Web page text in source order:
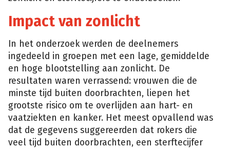
Impact van zonlicht
In het onderzoek werden de deelnemers
ingedeeld in groepen met een lage, gemiddelde
en hoge blootstelling aan zonlicht. De
resultaten waren verrassend: vrouwen die de
minste tijd buiten doorbrachten, liepen het
grootste risico om te overlijden aan hart- en
vaatziekten en kanker. Het meest opvallend was
dat de gegevens suggereerden dat rokers die
veel tijd buiten doorbrachten, een sterftecijfer